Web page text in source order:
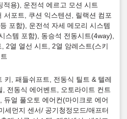
적용), 운전석 에르고 모션 시트
서포트, 쿠션 익스텐션, 릴랙션 컴포
포함), 운전석 자세 메모리 시스템
스템 포함), 동승석 전동시트(4way),
2열 열선 시트, 2열 암레스트(스키
키, 패들쉬프트, 전동식 틸트 & 텔레
, 전동식 에어벤트, 오토라이트 컨트
듀얼 풀오토 에어컨(마이크로 에어
세먼지 센서/ 공기청정모드/애프터